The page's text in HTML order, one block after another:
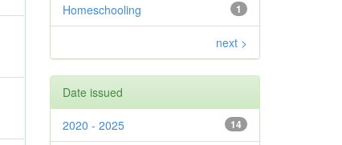
1
Homeschooling
next >
Date issued
14
2020 - 2025